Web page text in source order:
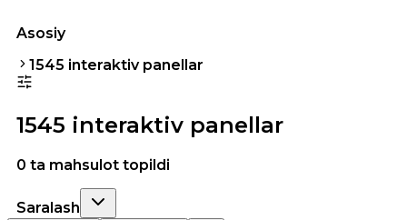
Asosiy
1545 interaktiv panellar
1545 interaktiv panellar
0 ta mahsulot topildi
Saralash